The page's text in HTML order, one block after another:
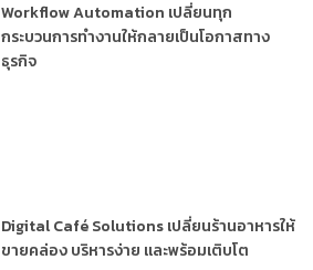
Workflow Automation เปลี่ยนทุก
กระบวนการทำงานให้กลายเป็นโอกาสทาง
ธุรกิจ
Digital Café Solutions เปลี่ยนร้านอาหารให้
ขายคล่อง บริหารง่าย และพร้อมเติบโต